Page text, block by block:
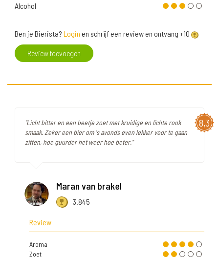
Alcohol
Ben je Bierista? Login en schrijf een review en ontvang +10
Review toevoegen
8,3
"Licht bitter en een beetje zoet met kruidige en lichte rook
smaak. Zeker een bier om 's avonds even lekker voor te gaan
zitten, hoe guurder het weer hoe beter."
Maran van brakel
3.845
Review
Aroma
Zoet